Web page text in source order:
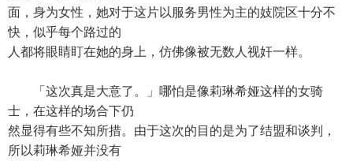
面，身为女性，她对于这片以服务男性为主的妓院区十分不
快，似乎每个路过的
人都将眼睛盯在她的身上，仿佛像被无数人视奸一样。
「这次真是大意了。」哪怕是像莉琳希娅这样的女骑
士，在这样的场合下仍
然显得有些不知所措。由于这次的目的是为了结盟和谈判，
所以莉琳希娅并没有